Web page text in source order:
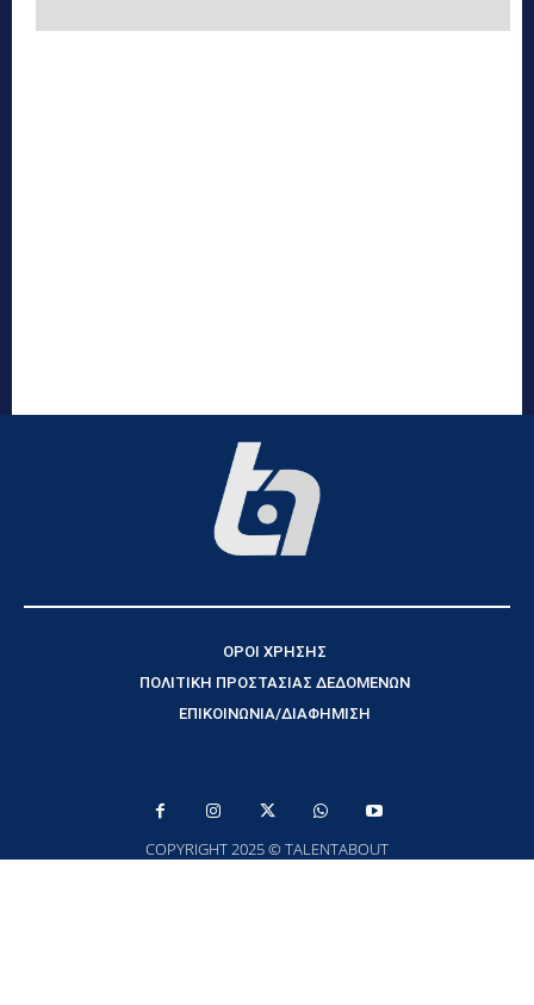
ΟΡΟΙ ΧΡΗΣΗΣ
ΠΟΛΙΤΙΚΗ ΠΡΟΣΤΑΣΙΑΣ ΔΕΔΟΜΕΝΩΝ
ΕΠΙΚΟΙΝΩΝΙΑ/ΔΙΑΦΗΜΙΣΗ
COPYRIGHT 2025 © TALENTABOUT